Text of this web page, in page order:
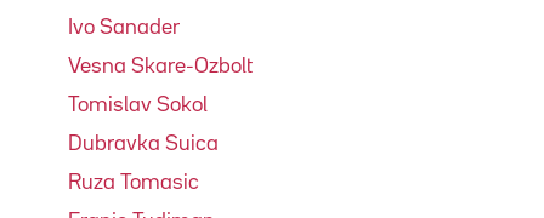
Ivo Sanader
Vesna Skare-Ozbolt
Tomislav Sokol
Dubravka Suica
Ruza Tomasic